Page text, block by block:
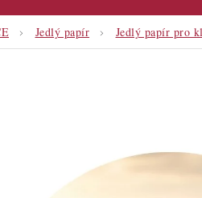
Jedlý papír Jedlý papír pro